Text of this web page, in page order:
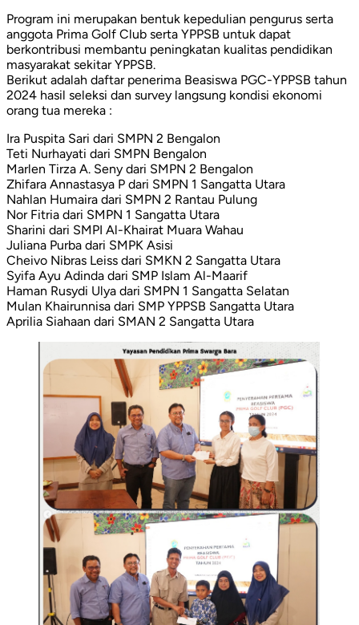
Program ini merupakan bentuk kepedulian pengurus serta
anggota Prima Golf Club serta YPPSB untuk dapat
berkontribusi membantu peningkatan kualitas pendidikan
masyarakat sekitar YPPSB.
Berikut adalah daftar penerima Beasiswa PGC-YPPSB tahun
2024 hasil seleksi dan survey langsung kondisi ekonomi
orang tua mereka :
Ira Puspita Sari dari SMPN 2 Bengalon
Teti Nurhayati dari SMPN Bengalon
Marlen Tirza A. Seny dari SMPN 2 Bengalon
Zhifara Annastasya P dari SMPN 1 Sangatta Utara
Nahlan Humaira dari SMPN 2 Rantau Pulung
Nor Fitria dari SMPN 1 Sangatta Utara
Sharini dari SMPI Al-Khairat Muara Wahau
Juliana Purba dari SMPK Asisi
Cheivo Nibras Leiss dari SMKN 2 Sangatta Utara
Syifa Ayu Adinda dari SMP Islam Al-Maarif
Haman Rusydi Ulya dari SMPN 1 Sangatta Selatan
Mulan Khairunnisa dari SMP YPPSB Sangatta Utara
Aprilia Siahaan dari SMAN 2 Sangatta Utara